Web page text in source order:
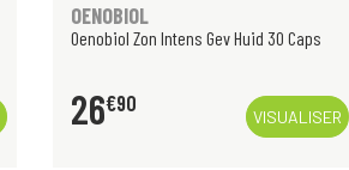
OENOBIOL
Oenobiol Zon Intens Gev Huid 30 Caps
26€90
VISUALISER